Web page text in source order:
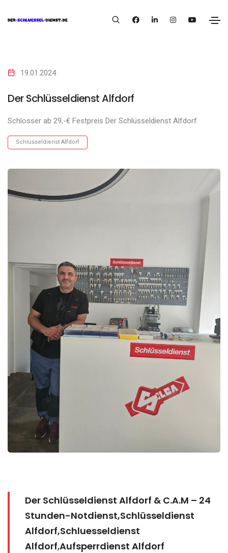
19.01.2024
Der Schlüsseldienst Alfdorf
Schlosser ab 29,-€ Festpreis Der Schlüsseldienst Alfdorf
Schlüsseldienst Alfdorf
Der Schlüsseldienst Alfdorf & C.A.M – 24
Stunden-Notdienst,Schlüsseldienst
Alfdorf,Schluesseldienst
Alfdorf,Aufsperrdienst Alfdorf